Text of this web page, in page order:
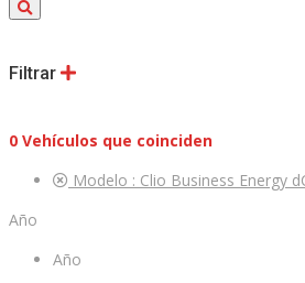
Filtrar
0 Vehículos que coinciden
Modelo : Clio Business Energy
Año
Año